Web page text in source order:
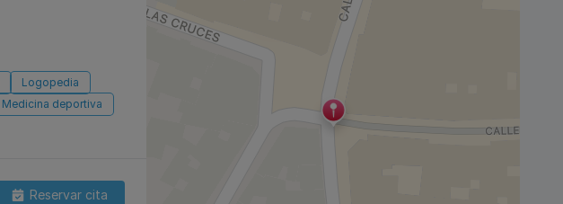
Logopedia
Medicina deportiva
Reservar cita